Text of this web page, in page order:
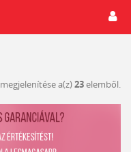
megjelenítése a(z)23elemből.